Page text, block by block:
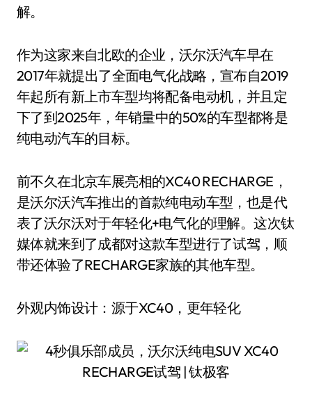
解。
作为这家来自北欧的企业，沃尔沃汽车早在
2017年就提出了全面电气化战略，宣布自2019
年起所有新上市车型均将配备电动机，并且定
下了到2025年，年销量中的50%的车型都将是
纯电动汽车的目标。
前不久在北京车展亮相的XC40 RECHARGE，
是沃尔沃汽车推出的首款纯电动车型，也是代
表了沃尔沃对于年轻化+电气化的理解。这次钛
媒体就来到了成都对这款车型进行了试驾，顺
带还体验了RECHARGE家族的其他车型。
外观内饰设计：源于XC40，更年轻化